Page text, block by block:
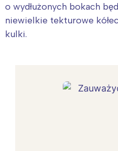
o wydłużonych bokach
niewielkie tekturowe
kulki.